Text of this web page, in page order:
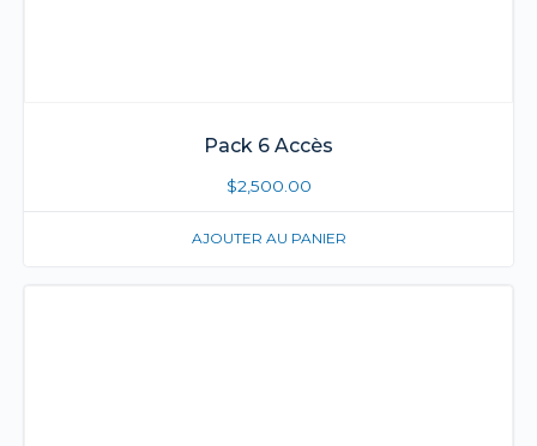
Pack 6 Accès
$2,500.00
AJOUTER AU PANIER